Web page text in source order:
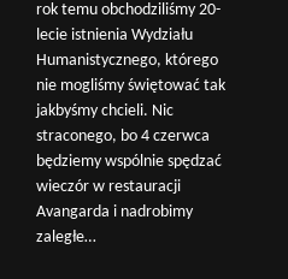
rok temu obchodziliśmy 20-
lecie istnienia Wydziału
Humanistycznego, którego
nie mogliśmy świętować tak
jakbyśmy chcieli. Nic
straconego, bo 4 czerwca
będziemy wspólnie spędzać
wieczór w restauracji
Avangarda i nadrobimy
zaległe…